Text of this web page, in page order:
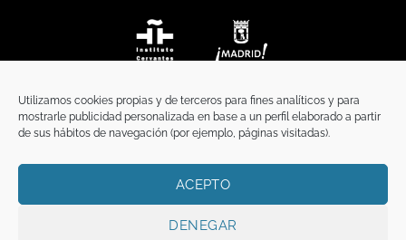
Utilizamos cookies propias y de terceros para fines analíticos y para
mostrarle publicidad personalizada en base a un perfil elaborado a partir
de sus hábitos de navegación (por ejemplo, páginas visitadas).
ACEPTO
DENEGAR
TÉRMINOS Y CONDICIONES